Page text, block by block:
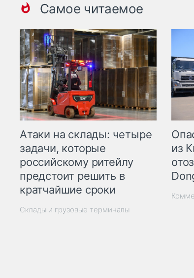
Самое читаемое
Атаки на склады: четыре
задачи, которые
российскому ритейлу
предстоит решить в
кратчайшие сроки
Склады и грузовые терминалы
из